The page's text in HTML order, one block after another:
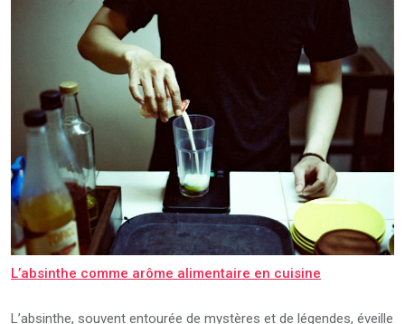
L’absinthe comme arôme alimentaire en cuisine
L’absinthe, souvent entourée de mystères et de légendes, éveille